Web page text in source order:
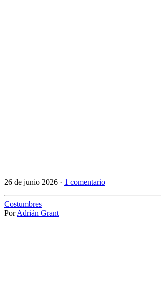
26 de junio 2026 · 1 comentario
Costumbres
Por Adrián Grant